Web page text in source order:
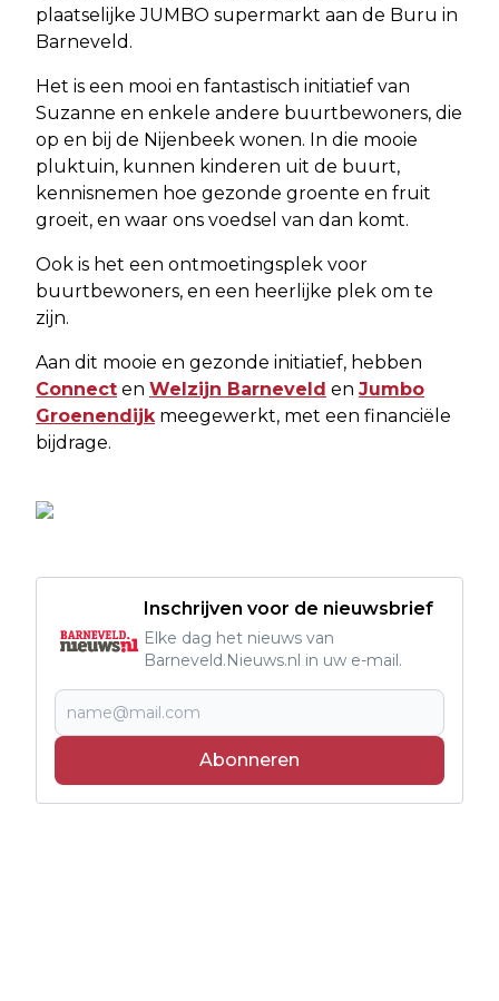
plaatselijke JUMBO supermarkt aan de Buru in
Barneveld.
Het is een mooi en fantastisch initiatief van
Suzanne en enkele andere buurtbewoners, die
op en bij de Nijenbeek wonen. In die mooie
pluktuin, kunnen kinderen uit de buurt,
kennisnemen hoe gezonde groente en fruit
groeit, en waar ons voedsel van dan komt.
Ook is het een ontmoetingsplek voor
buurtbewoners, en een heerlijke plek om te
zijn.
Aan dit mooie en gezonde initiatief, hebben
Connect en Welzijn Barneveld en Jumbo
Groenendijkmeegewerkt, met een financiële
bijdrage.
Inschrijven voor de nieuwsbrief
Elke dag het nieuws van
Barneveld.Nieuws.nl in uw e-mail.
Abonneren